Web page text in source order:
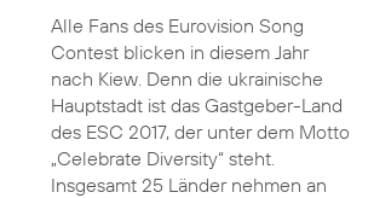
Alle Fans des Eurovision Song
Contest blicken in diesem Jahr
nach Kiew. Denn die ukrainische
Hauptstadt ist das Gastgeber-Land
des ESC 2017, der unter dem Motto
„Celebrate Diversity“ steht.
Insgesamt 25 Länder nehmen an